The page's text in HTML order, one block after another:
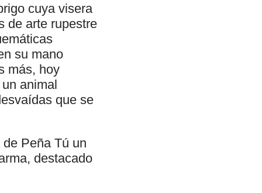
cuya visera
de arte rupestre
su mano
más, hoy
animal
que se
Peña Tú un
destacado